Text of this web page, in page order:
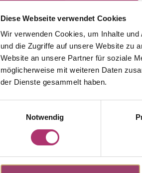
Diese Webseite verwendet Cookies
Wir verwenden Cookies, um Inhalte
und die Zugriffe auf unsere Website zu
Website an unsere Partner für soziale
möglicherweise mit weiteren Daten
der Dienste gesammelt haben.
Notwendig